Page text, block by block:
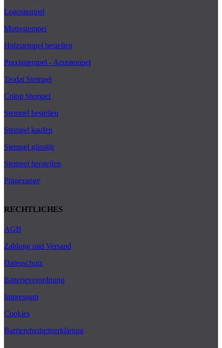
Logostempel
Motivstempel
Holzstempel bestellen
Praxisstempel - Arztstempel
Trodat Stempel
Colop Stempel
Stempel bestellen
Stempel kaufen
Stempel günstig
Stempel herstellen
Prägezange
RECHTLICHES
AGB
Zahlung und Versand
Datenschutz
Batterieverordnung
Impressum
Cookies
Barrierefreiheitserklärung